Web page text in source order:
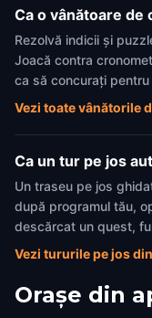
Ca o vânătoare de
Rezolvă indicii și
Joacă contra
ca să concurați
Vezi toate vânătorile
Ca un tur pe jos
Un traseu pe jos
după programul tău,
descărcat un quest,
Vezi tururile pe jos
Orașe din